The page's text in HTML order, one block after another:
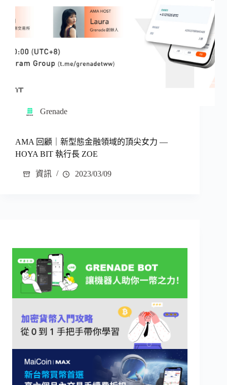
Grenade
AMA 回顧｜新型態金融領域的頂尖女力 —
HOYA BIT 執行長 ZOE
資訊 2023/03/09